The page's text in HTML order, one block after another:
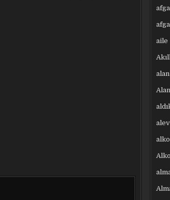
aile
alan
alev